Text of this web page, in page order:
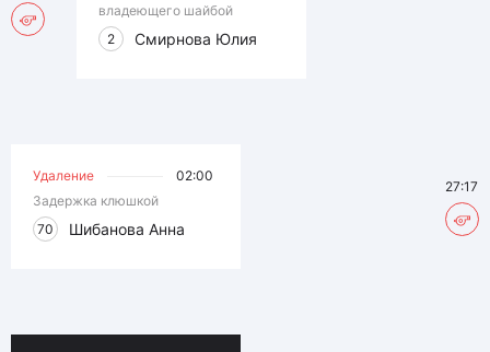
владеющего шайбой
2
Смирнова Юлия
Удаление
02:00
Задержка клюшкой
70
Шибанова Анна
27:17